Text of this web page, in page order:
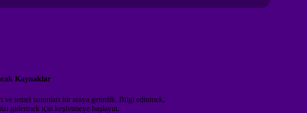
Kaynaklar
temel tanımları bir araya getirdik. Bilgi edinmek,
gidermek için keşfetmeye başlayın.